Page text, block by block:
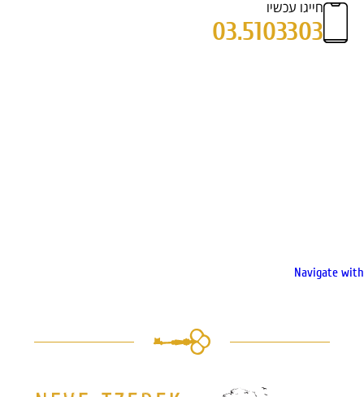
חייגו עכשיו
03.5103303
Navigate with